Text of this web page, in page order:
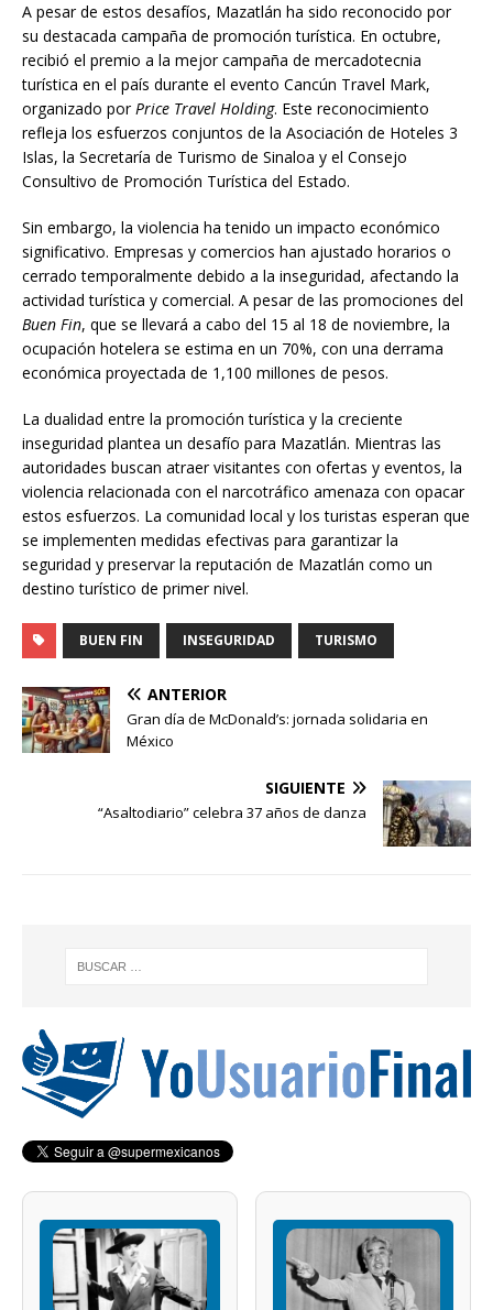
A pesar de estos desafíos, Mazatlán ha sido reconocido por
su destacada campaña de promoción turística. En octubre,
recibió el premio a la mejor campaña de mercadotecnia
turística en el país durante el evento Cancún Travel Mark,
organizado porPrice Travel Holding. Este reconocimiento
refleja los esfuerzos conjuntos de la Asociación de Hoteles 3
Islas, la Secretaría de Turismo de Sinaloa y el Consejo
Consultivo de Promoción Turística del Estado.
Sin embargo, la violencia ha tenido un impacto económico
significativo. Empresas y comercios han ajustado horarios o
cerrado temporalmente debido a la inseguridad, afectando la
actividad turística y comercial. A pesar de las promociones del
Buen Fin, que se llevará a cabo del 15 al 18 de noviembre, la
ocupación hotelera se estima en un 70%, con una derrama
económica proyectada de 1,100 millones de pesos.
La dualidad entre la promoción turística y la creciente
inseguridad plantea un desafío para Mazatlán. Mientras las
autoridades buscan atraer visitantes con ofertas y eventos, la
violencia relacionada con el narcotráfico amenaza con opacar
estos esfuerzos. La comunidad local y los turistas esperan que
se implementen medidas efectivas para garantizar la
seguridad y preservar la reputación de Mazatlán como un
destino turístico de primer nivel.
BUEN FIN INSEGURIDAD TURISMO
ANTERIOR
Gran día de McDonald’s: jornada solidaria en
México
SIGUIENTE
“Asaltodiario” celebra 37 años de danza